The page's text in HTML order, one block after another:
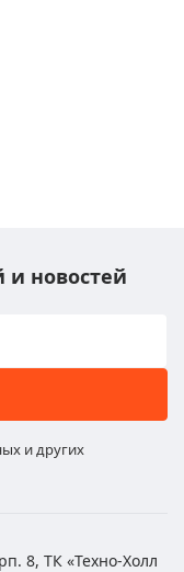
и новостей
и других
8, ТК «Техно-Холл